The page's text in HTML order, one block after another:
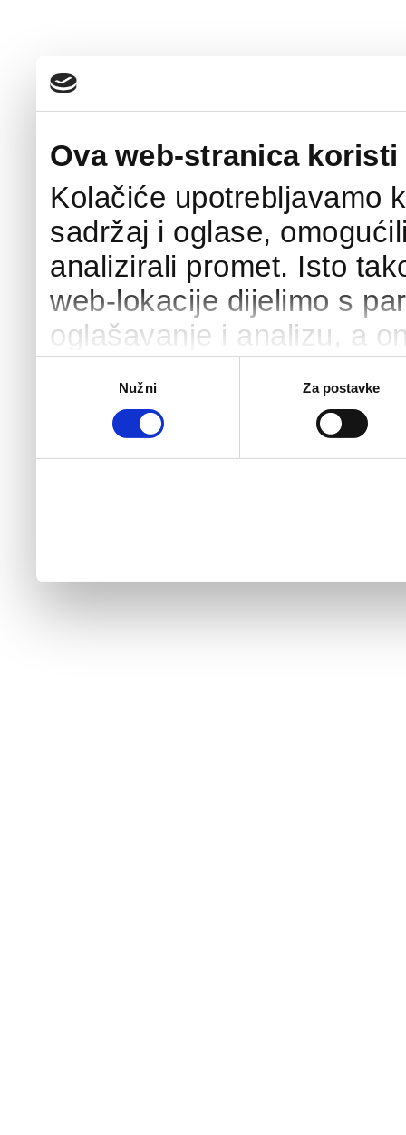
Ova web-stranica
Kolačiće upotrebljavamo
sadržaj i oglase,
analizirali promet. Isto
web-lokacije dijelimo s
oglašavanje i analizu, a
upotrebljavali njihove
internetskih stranica vi
Nužni Za postavke